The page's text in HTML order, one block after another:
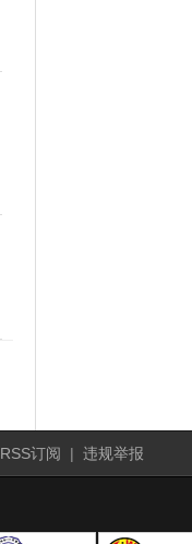
RSS订阅 | 违规举报